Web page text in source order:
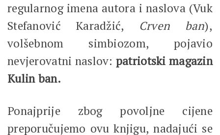
regularnog imena autora i naslova (Vuk
Stefanović Karadžić, Crven ban),
volšebnom simbiozom, pojavio
nevjerovatni naslov: patriotski magazin
Kulin ban.
Ponajprije zbog povoljne cijene
preporučujemo ovu knjigu, nadajući se